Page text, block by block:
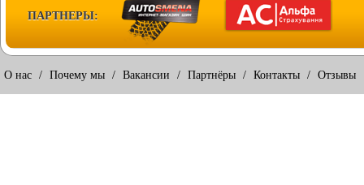
ПАРТНЕРЫ:
О нас / Почему мы / Вакансии / Партнёры / Контакты / Отзывы